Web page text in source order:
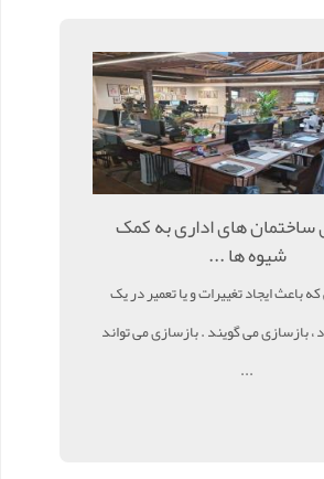
ساختمان های اداری به کمک
شیوه ها ...
باعث ایجاد تغییرات و یا تعمیر در یک
بازسازی می گویند . بازسازی می تواند
...